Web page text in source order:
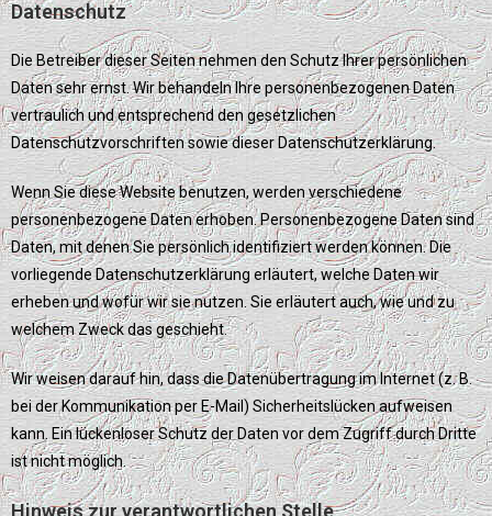
Datenschutz
Die Betreiber dieser Seiten nehmen den Schutz Ihrer persönlichen
Daten sehr ernst. Wir behandeln Ihre personenbezogenen Daten
vertraulich und entsprechend den gesetzlichen
Datenschutzvorschriften sowie dieser Datenschutzerklärung.
Wenn Sie diese Website benutzen, werden verschiedene
personenbezogene Daten erhoben. Personenbezogene Daten sind
Daten, mit denen Sie persönlich identifiziert werden können. Die
vorliegende Datenschutzerklärung erläutert, welche Daten wir
erheben und wofür wir sie nutzen. Sie erläutert auch, wie und zu
welchem Zweck das geschieht.
Wir weisen darauf hin, dass die Datenübertragung im Internet (z. B.
bei der Kommunikation per E-Mail) Sicherheitslücken aufweisen
kann. Ein lückenloser Schutz der Daten vor dem Zugriff durch Dritte
ist nicht möglich.